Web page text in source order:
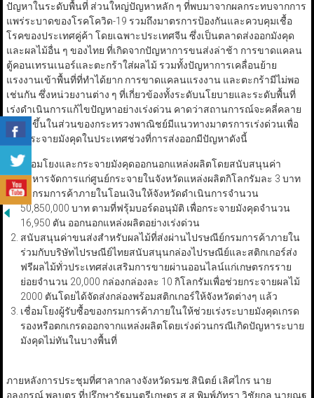
ปัญหาในระดับพื้นที่ ส่วนใหญ่ปัญหาหลัก ๆ ที่พบมาจากผลกระทบจากการ
แพร่ระบาดของโรคโควิด-19 รวมถึงมาตรการป้องกันและควบคุมเชื้อ
โรคของประเทศคู่ค้า โดยเฉพาะประเทศจีน ซึ่งเป็นตลาดส่งออกมังคุด
และผลไม้อื่น ๆ ของไทย ที่เกิดจากปัญหาการขนส่งล่าช้า การขาดแคลน
ตู้คอนเทรนเนอร์และตะกร้าใส่ผลไม้ รวมทั้งปัญหาการเคลื่อนย้าย
แรงงานเข้าพื้นที่ที่ทำได้ยาก การขาดแคลนแรงงาน และตะกร้ามีไม่พอ
เช่นกัน ซึ่งหน่วยงานต่าง ๆ ที่เกี่ยวข้องทั้งระดับนโยบายและระดับพื้นที่
เร่งดำเนินการแก้ไขปัญหาอย่างเร่งด่วน คาดว่าสถานการณ์จะคลี่คลาย
ได้เร็วขึ้นในส่วนของกระทรวงพาณิชย์มีแนวทางมาตรการเร่งด่วนเพื่อ
ช่วยกระจายมังคุดในประเทศช่วงที่การส่งออกมีปัญหาดังนี้
เชื่อมโยงและกระจายมังคุดออกนอกแหล่งผลิตโดยสนับสนุนค่า
บริหารจัดการแก่ศูนย์กระจายในจังหวัดแหล่งผลิตกิโลกรัมละ 3 บาท
ซึ่งกรมการค้าภายในโอนเงินให้จังหวัดดำเนินการจำนวน
50,850,000 บาท ตามที่ฟรุ้มบอร์ดอนุมัติ เพื่อกระจายมังคุดจำนวน
16,950 ตัน ออกนอกแหล่งผลิตอย่างเร่งด่วน
สนับสนุนค่าขนส่งสำหรับผลไม้ที่ส่งผ่านไปรษณีย์กรมการค้าภายใน
ร่วมกับบริษัทไปรษณีย์ไทยสนับสนุนกล่องไปรษณีย์และสติกเกอร์ส่ง
ฟรีผลไม้ทั่วประเทศส่งเสริมการขายผ่านออนไลน์แก่เกษตรกรราย
ย่อยจำนวน 20,000 กล่องกล่องละ 10 กิโลกรัมเพื่อช่วยกระจายผลไม้
2000 ตันโดยได้จัดส่งกล่องพร้อมสติกเกอร์ให้จังหวัดต่างๆ แล้ว
เชื่อมโยงผู้รับซื้อของกรมการค้าภายในให้ช่วยเร่งระบายมังคุดเกรด
รองหรือตกเกรดออกจากแหล่งผลิตโดยเร่งด่วนกรณีเกิดปัญหาระบาย
มังคุดไม่ทันในบางพื้นที่
ภายหลังการประชุมที่ศาลากลางจังหวัดรมช.สินิตย์ เลิศไกร นาย
อลงกรณ์ พลบุตร ที่ปรึกษารัฐมนตรีเกษตร ส.ส.พิมพ์ภัทรา วิชัยกุล นายณฐ